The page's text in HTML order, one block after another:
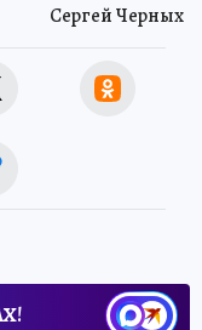
Сергей Черных